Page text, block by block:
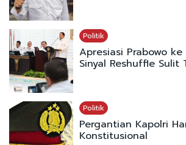
Politik
Apresiasi Prabowo
Sinyal Reshuffle Sulit
Politik
Pergantian Kapolri
Konstitusional